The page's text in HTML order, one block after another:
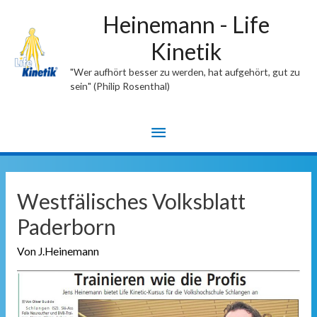
Heinemann - Life
Kinetik
"Wer aufhört besser zu werden, hat aufgehört, gut zu
sein" (Philip Rosenthal)
Hauptmenü
Westfälisches Volksblatt
Paderborn
Von J.Heinemann